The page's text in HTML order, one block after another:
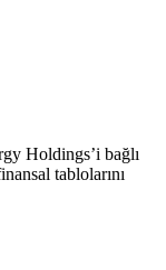
Holdings’i bağlı
tablolarını